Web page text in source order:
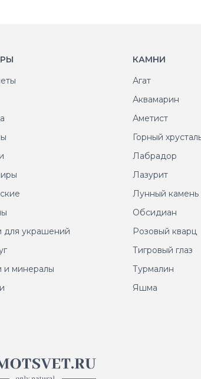
для украшений
и минералы
КАМНИ
Агат
Аквамарин
Аметист
Горный
Лабрадор
Лазурит
Лунный камень
Обсидиан
Розовый кварц
Тигровый глаз
Турмалин
Яшма